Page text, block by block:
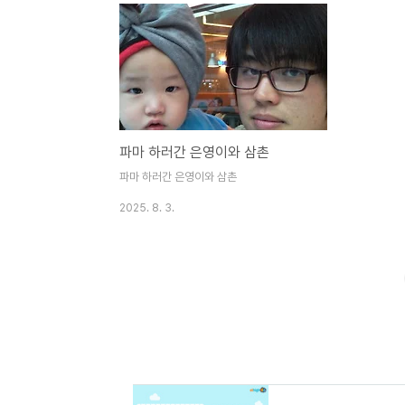
파마 하러간 은영이와 삼촌
파마 하러간 은영이와 삼촌
2025. 8. 3.